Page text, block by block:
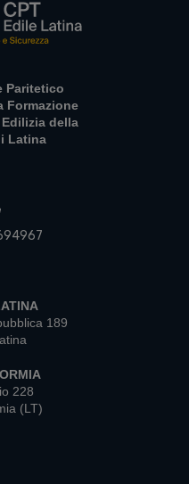
Paritetico
Formazione
della
Latina
189
228
(LT)